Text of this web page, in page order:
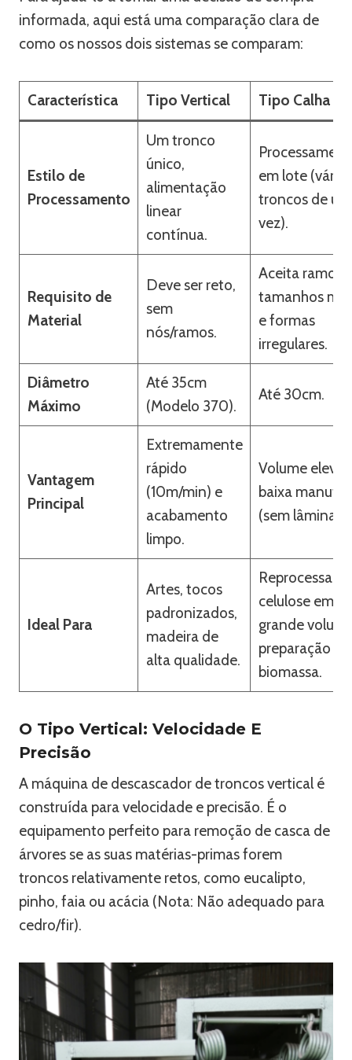
informada, aqui está uma comparação clara de
como os nossos dois sistemas se comparam:
Característica Tipo Vertical Tipo Calha
Estilo de
Processamento
Um tronco
único,
alimentação
linear
contínua.
em lote (vários
troncos de
vez).
Requisito de
Material
Deve ser reto,
sem
nós/ramos.
Aceita ramos,
tamanhos
e formas
irregulares.
Diâmetro
Máximo
Até 35cm
(Modelo 370).
Até 30cm.
Vantagem
Principal
Extremamente
rápido
(10m/min) e
acabamento
limpo.
Volume
baixa
(sem lâminas).
Ideal Para
Artes, tocos
padronizados,
madeira de
alta qualidade.
celulose em
grande
preparação de
biomassa.
O Tipo Vertical: Velocidade E
Precisão
A máquina de descascador de troncos vertical é
construída para velocidade e precisão. É o
equipamento perfeito para remoção de casca de
árvores se as suas matérias-primas forem
troncos relativamente retos, como eucalipto,
pinho, faia ou acácia (Nota: Não adequado para
cedro/fir).